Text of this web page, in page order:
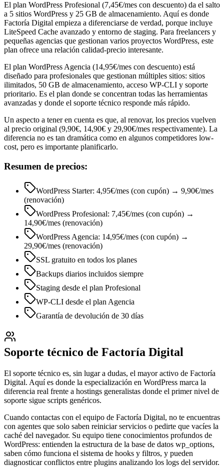
El plan WordPress Profesional (7,45€/mes con descuento) da el salto
a 5 sitios WordPress y 25 GB de almacenamiento. Aquí es donde
Factoría Digital empieza a diferenciarse de verdad, porque incluye
LiteSpeed Cache avanzado y entorno de staging. Para freelancers y
pequeñas agencias que gestionan varios proyectos WordPress, este
plan ofrece una relación calidad-precio interesante.
El plan WordPress Agencia (14,95€/mes con descuento) está
diseñado para profesionales que gestionan múltiples sitios: sitios
ilimitados, 50 GB de almacenamiento, acceso WP-CLI y soporte
prioritario. Es el plan donde se concentran todas las herramientas
avanzadas y donde el soporte técnico responde más rápido.
Un aspecto a tener en cuenta es que, al renovar, los precios vuelven
al precio original (9,90€, 14,90€ y 29,90€/mes respectivamente). La
diferencia no es tan dramática como en algunos competidores low-
cost, pero es importante planificarlo.
Resumen de precios:
WordPress Starter: 4,95€/mes (con cupón) → 9,90€/mes
(renovación)
WordPress Profesional: 7,45€/mes (con cupón) →
14,90€/mes (renovación)
WordPress Agencia: 14,95€/mes (con cupón) →
29,90€/mes (renovación)
SSL gratuito en todos los planes
Backups diarios incluidos siempre
Staging desde el plan Profesional
WP-CLI desde el plan Agencia
Garantía de devolución de 30 días
Soporte técnico de Factoría Digital
El soporte técnico es, sin lugar a dudas, el mayor activo de Factoría
Digital. Aquí es donde la especialización en WordPress marca la
diferencia real frente a hostings generalistas donde el primer nivel de
soporte sigue scripts genéricos.
Cuando contactas con el equipo de Factoría Digital, no te encuentras
con agentes que solo saben reiniciar servicios o pedirte que vacíes la
caché del navegador. Su equipo tiene conocimientos profundos de
WordPress: entienden la estructura de la base de datos wp_options,
saben cómo funciona el sistema de hooks y filtros, y pueden
diagnosticar conflictos entre plugins analizando los logs del servidor.